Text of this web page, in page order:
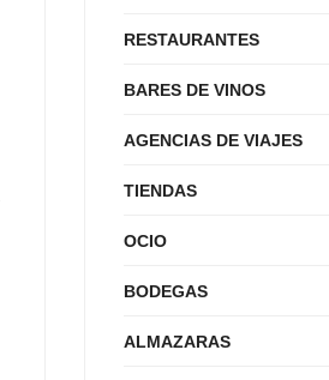
RESTAURANTES
BARES DE VINOS
AGENCIAS DE VIAJES
TIENDAS
OCIO
BODEGAS
ALMAZARAS